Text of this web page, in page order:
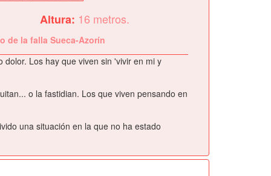
Altura: 16 metros.
de la falla Sueca-Azorín
Los hay que viven sin 'vivir en mi y
o la fastidian. Los que viven pensando en
una situación en la que no ha estado